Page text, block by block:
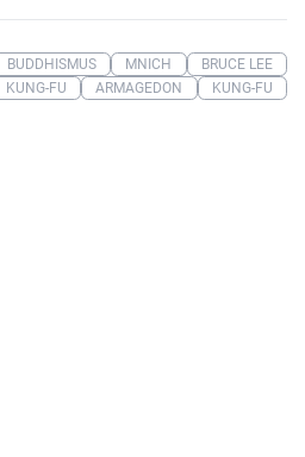
BUDDHISMUS MNICH
BRUCE LEE
KUNG-FU ARMAGEDON KUNG-FU